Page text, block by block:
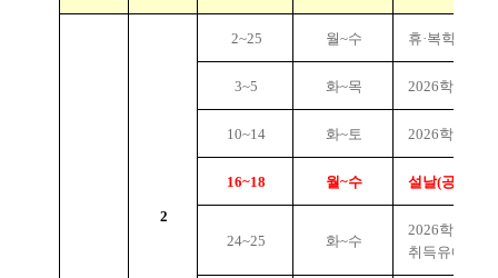
2
2~25 월~수 휴·복학 신청
3~5 화~목 2026학년도
10~14 화~토 2026학년도
16~18 월~수 설날(공휴일)
24~25 화~수
2026학년도
취득유예생